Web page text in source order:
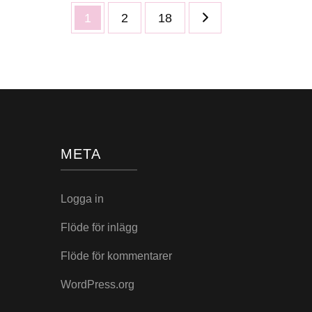
Sidnumrering
för
Sida
1 Sida
2 Sida
18
META
Logga in
Flöde för inlägg
Flöde för kommentarer
WordPress.org